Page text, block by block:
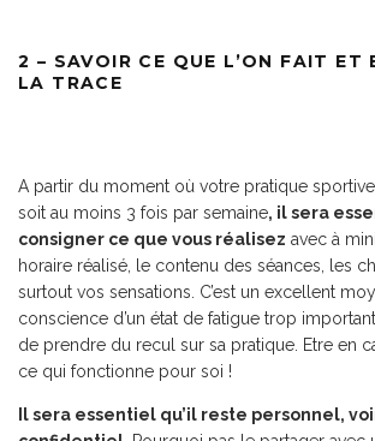
2 – SAVOIR CE QUE L’ON FAIT ET
LA TRACE
A partir du moment où votre pratique
soit au moins 3 fois par semaine, il sera
consigner ce que vous réalisez avec à
horaire réalisé, le contenu des séances, les
surtout vos sensations. C’est un excellent
conscience d’un état de fatigue trop
de prendre du recul sur sa pratique. Etre en
ce qui fonctionne pour soi !
Il sera essentiel qu’il reste personnel,